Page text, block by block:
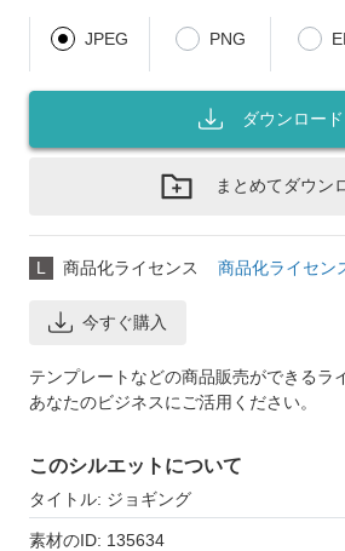
JPEG PNG
ダウンロード
まとめてダウン
L 商品化ライセンス 商品化ライセン
今すぐ購入
テンプレートなどの商品販売ができるラ
あなたのビジネスにご活用ください。
このシルエットについて
タイトル: ジョギング
素材のID: 135634